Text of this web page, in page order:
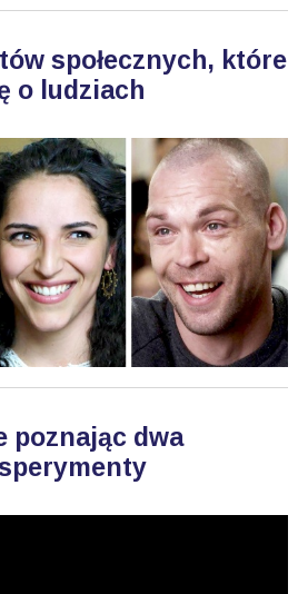
społecznych, które
o ludziach
poznając dwa